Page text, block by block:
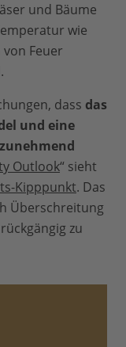
und Bäume
wie
Feuer
dass das
und eine
Outlook“ sieht
Kipppunkt. Das
Überschreitung
zu